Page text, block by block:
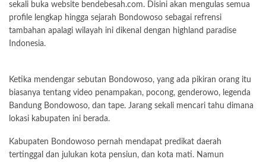
sekali buka website bendebesah.com. Disini akan mengulas semua
profile lengkap hingga sejarah Bondowoso sebagai refrensi
tambahan apalagi wilayah ini dikenal dengan highland paradise
Indonesia.
Ketika mendengar sebutan Bondowoso, yang ada pikiran orang itu
biasanya tentang video penampakan, pocong, genderowo, legenda
Bandung Bondowoso, dan tape. Jarang sekali mencari tahu dimana
lokasi kabupaten ini berada.
Kabupaten Bondowoso pernah mendapat predikat daerah
tertinggal dan julukan kota pensiun, dan kota mati. Namun